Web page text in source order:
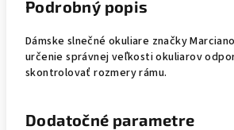
Podrobný popis
Dámske slnečné okuliare značky
určenie správnej veľkosti okuliarov
skontrolovať rozmery rámu.
Dodatočné parametre